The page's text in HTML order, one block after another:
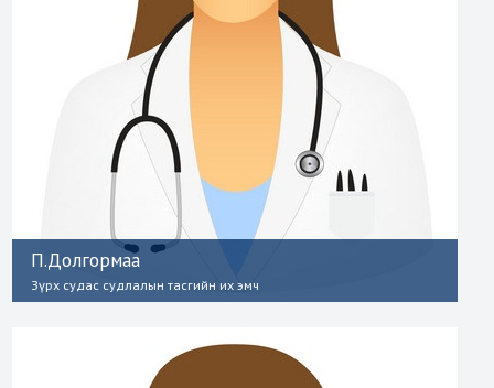
П.Долгормаа
Зүрх судас судлалын тасгийн их эмч